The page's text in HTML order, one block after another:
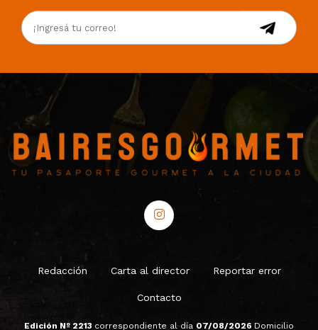
Redacción Carta al director Reportar error
Contacto
Edición Nº 2213 correspondiente al día 07/08/2026 Domicilio